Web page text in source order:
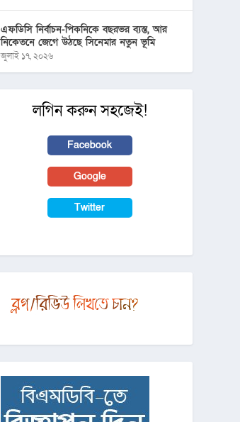
এফডিসি নির্বাচন-পিকনিকে বছরভর ব্যস্ত, আর
নিকেতনে জেগে উঠছে সিনেমার নতুন ভূমি
জুলাই ১৭, ২০২৬
লগিন করুন সহজেই!
Facebook
Google
Twitter